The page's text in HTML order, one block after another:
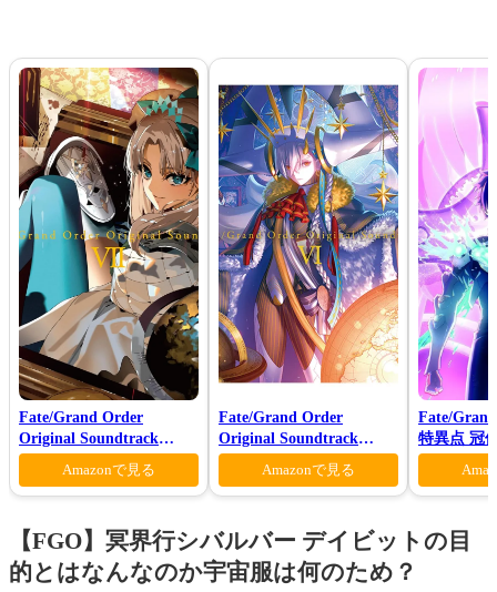
Fate/Grand Order
Original Soundtrack
Ⅶ(初回仕様限定盤)
Amazonで見る
Fate/Grand Order
Original Soundtrack
VI(初回仕様限定盤)
Amazonで見る
Fate/
特異点 冠
モン-(完全
【FGO】冥界行シバルバー デイビットの目
的とはなんなのか宇宙服は何のため？